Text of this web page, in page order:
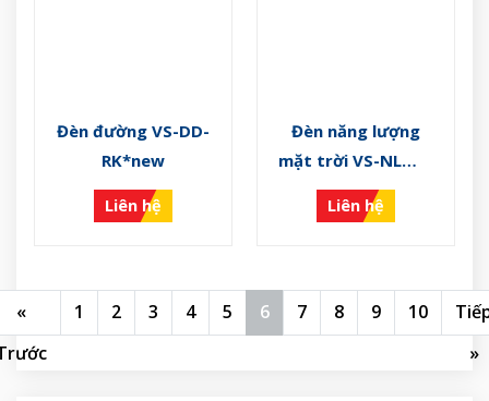
Đèn đường VS-DD-
RK*new
Liên hệ
Đèn năng lượng
mặt trời VS-NLMT-
M
Liên hệ
«
1 2 3 4 5 6 7 8 9 10
»